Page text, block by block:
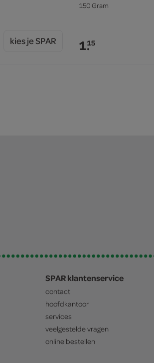
kies je SPAR
150 Gram
1.15
SPAR klantenservice
contact
hoofdkantoor
services
veelgestelde vragen
online bestellen